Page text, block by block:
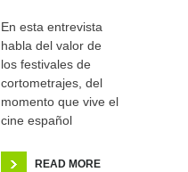
En esta entrevista
habla del valor de
los festivales de
cortometrajes, del
momento que vive el
cine español
READ MORE